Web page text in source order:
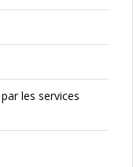
les services